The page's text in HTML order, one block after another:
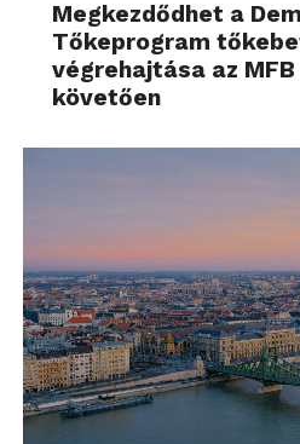
Megkezdődhet a
Tőkeprogram
végrehajtása az
követően